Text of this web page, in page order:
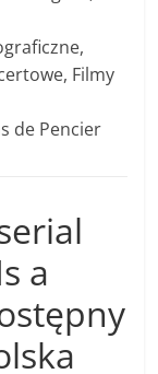
Filmy
de Pencier
a